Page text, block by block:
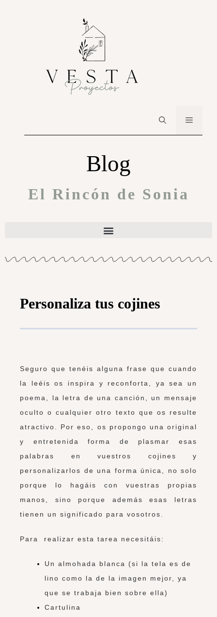
Blog
El Rincón de Sonia
Personaliza tus cojines
Seguro que tenéis alguna frase que cuando
la leéis os inspira y reconforta, ya sea un
poema, la letra de una canción, un mensaje
oculto o cualquier otro texto que os resulte
atractivo. Por eso, os propongo una original
y entretenida forma de plasmar esas
palabras en vuestros cojines y
personalizarlos de una forma única, no solo
porque lo hagáis con vuestras propias
manos, sino porque además esas letras
tienen un significado para vosotros.
Para realizar esta tarea necesitáis:
Un almohada blanca (si la tela es de
lino como la de la imagen mejor, ya
que se trabaja bien sobre ella)
Cartulina